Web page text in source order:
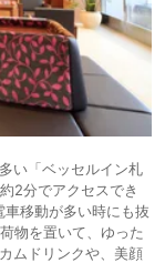
い「ベッセルイン札
2分でアクセスでき
車移動が多い時にも抜
物を置いて、ゆった
ムドリンクや、美顔